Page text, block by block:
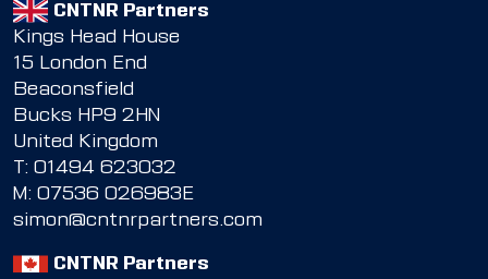
CNTNR Partners
Kings Head House
15 London End
Beaconsfield
Bucks HP9 2HN
United Kingdom
T: 01494 623032
M: 07536 026983E
simon@cntnrpartners.com
CNTNR Partners